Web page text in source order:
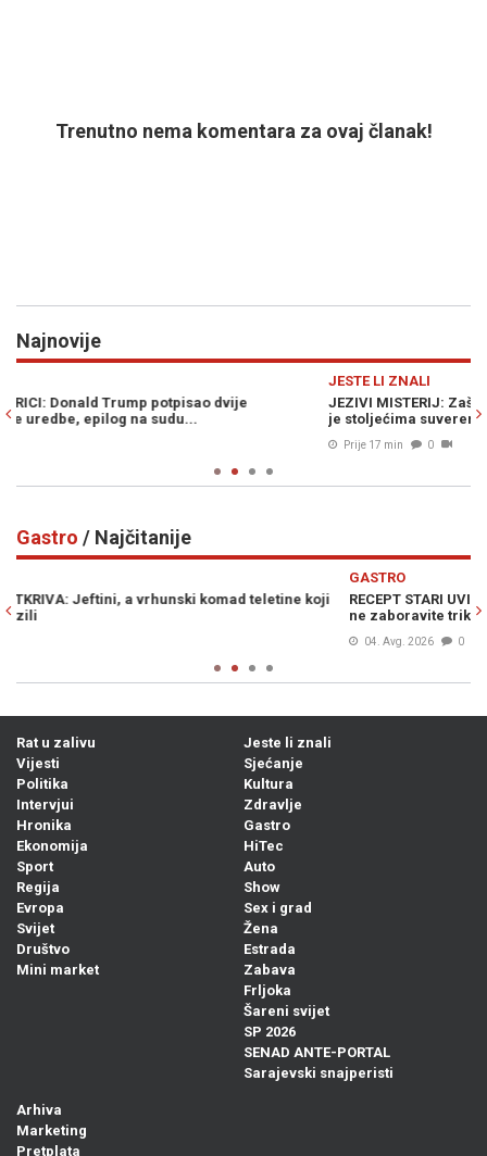
Trenutno nema komentara za ovaj članak!
Najnovije
JEZIVI MISTERIJ: Zašto je iznenada nestao superiorni narod koji
je stoljećima suvereno vladao...
Gastro / Najčitanije
RECEPT STARI UVIJEK PALI: Na brzinu napravite izvrsni sataraš i
ne zaboravite trik prije serviranja...
Rat u zalivu
Vijesti
Politika
Intervjui
Hronika
Ekonomija
Sport
Regija
Evropa
Svijet
Društvo
Mini market
Jeste li znali
Sjećanje
Kultura
Zdravlje
Gastro
HiTec
Auto
Show
Sex i grad
Žena
Estrada
Zabava
Frljoka
Šareni svijet
SP 2026
SENAD ANTE-PORTAL
Sarajevski snajperisti
Arhiva
Marketing
Pretplata